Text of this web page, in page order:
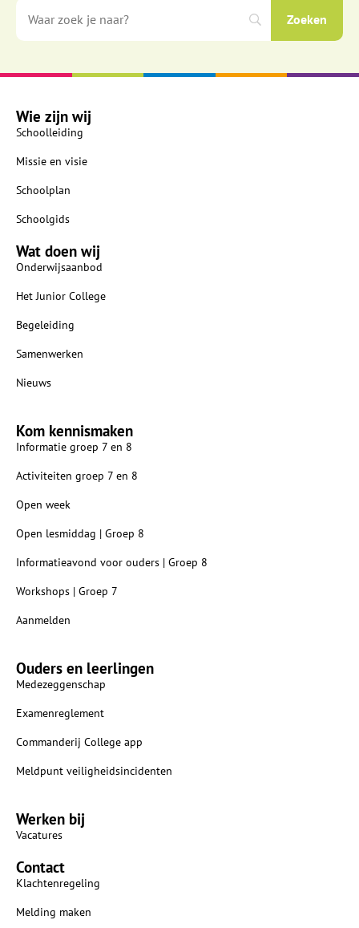
Wie zijn wij
Schoolleiding
Missie en visie
Schoolplan
Schoolgids
Wat doen wij
Onderwijsaanbod
Het Junior College
Begeleiding
Samenwerken
Nieuws
Kom kennismaken
Informatie groep 7 en 8
Activiteiten groep 7 en 8
Open week
Open lesmiddag | Groep 8
Informatieavond voor ouders | Groep 8
Workshops | Groep 7
Aanmelden
Ouders en leerlingen
Medezeggenschap
Examenreglement
Commanderij College app
Meldpunt veiligheidsincidenten
Werken bij
Vacatures
Contact
Klachtenregeling
Melding maken